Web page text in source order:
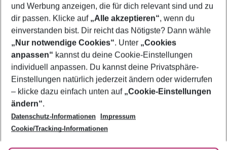
Familienurlaub Catania
Footer
Footer navigation
Über uns
AGB
Bestpreisgarantie
Cookie-Einstellungen ändern
Cookie-Richtlinie
Agenturbetreuung
Barrierefreies Reisen
Folge uns
und Werbung anzeigen, die für dich relevant sind und zu
dir passen. Klicke auf „Alle akzeptieren“, wenn du
einverstanden bist. Dir reicht das Nötigste? Dann wähle
„Nur notwendige Cookies“. Unter „Cookies
anpassen“ kannst du deine Cookie-Einstellungen
individuell anpassen. Du kannst deine Privatsphäre-
Einstellungen natürlich jederzeit ändern oder widerrufen
– klicke dazu einfach unten auf „Cookie-Einstellungen
ändern“.
Datenschutz-Informationen
Impressum
Cookie/Tracking-Informationen